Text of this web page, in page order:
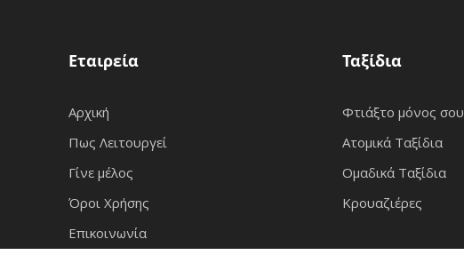
Εταιρεία
Αρχική
Πως Λειτουργεί
Γίνε μέλος
Όροι Χρήσης
Επικοινωνία
Ταξίδια
Φτιάξτο μόνος σου
Ατομικά Ταξίδια
Ομαδικά Ταξίδια
Κρουαζιέρες